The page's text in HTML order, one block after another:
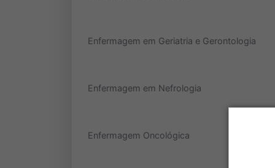
Enfermagem em Geriatria e Gerontologia
Enfermagem em Nefrologia
Enfermagem Oncológica